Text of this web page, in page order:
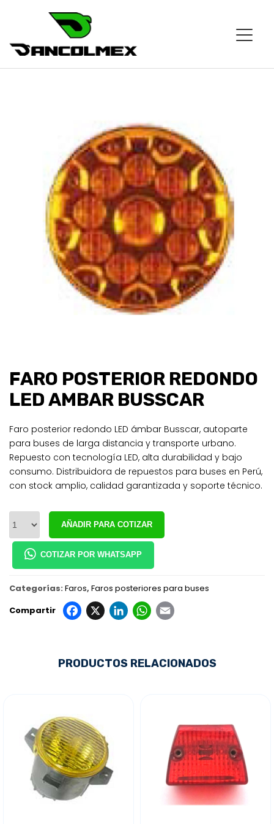
FARO POSTERIOR REDONDO
LED AMBAR BUSSCAR
Faro posterior redondo LED ámbar Busscar, autoparte
para buses de larga distancia y transporte urbano.
Repuesto con tecnología LED, alta durabilidad y bajo
consumo. Distribuidora de repuestos para buses en Perú,
con stock amplio, calidad garantizada y soporte técnico.
AÑADIR PARA COTIZAR
COTIZAR POR WHATSAPP
Categorías: Faros, Faros posteriores para buses
Compartir
Facebook
X LinkedIn
WhatsApp
PRODUCTOS RELACIONADOS